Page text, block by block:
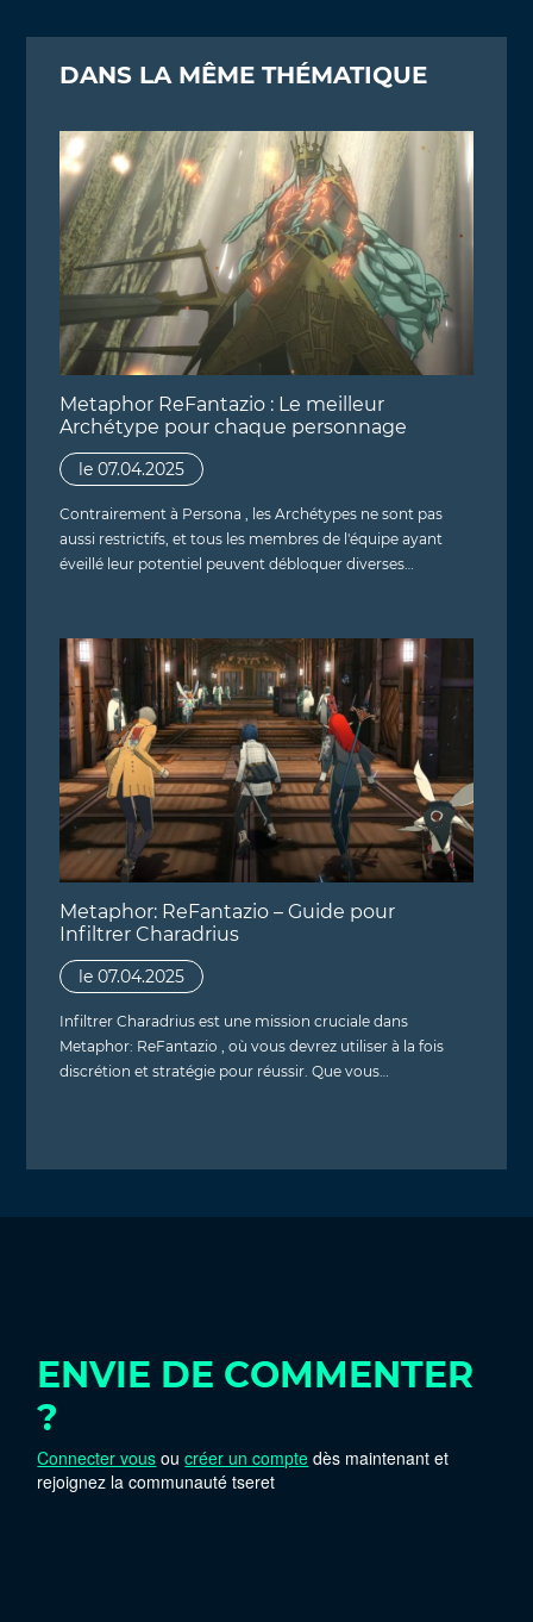
DANS LA MÊME THÉMATIQUE
Metaphor ReFantazio : Le meilleur
Archétype pour chaque personnage
le 07.04.2025
Contrairement à Persona , les Archétypes ne sont pas
aussi restrictifs, et tous les membres de l'équipe ayant
éveillé leur potentiel peuvent débloquer diverses…
Metaphor: ReFantazio – Guide pour
Infiltrer Charadrius
le 07.04.2025
Infiltrer Charadrius est une mission cruciale dans
Metaphor: ReFantazio , où vous devrez utiliser à la fois
discrétion et stratégie pour réussir. Que vous…
ENVIE DE COMMENTER
?
Connecter vous oucréer un compte dès maintenant et
rejoignez la communauté tseret